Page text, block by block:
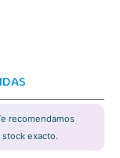
recomendamos
exacto.